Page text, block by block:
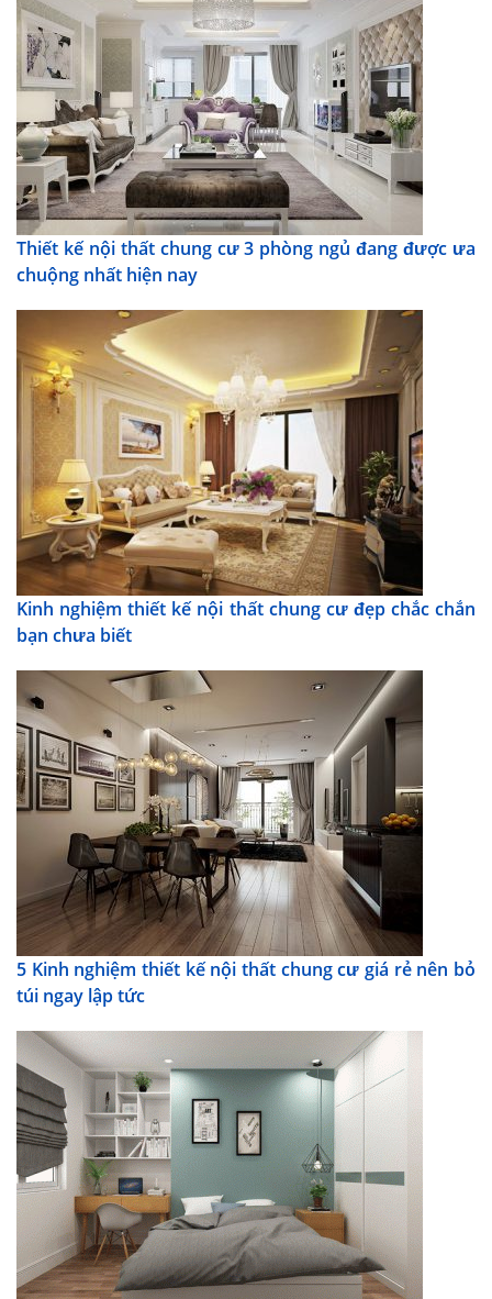
Thiết kế nội thất chung cư 3 phòng ngủ đang được ưa
chuộng nhất hiện nay
Kinh nghiệm thiết kế nội thất chung cư đẹp chắc chắn
bạn chưa biết
5 Kinh nghiệm thiết kế nội thất chung cư giá rẻ nên bỏ
túi ngay lập tức